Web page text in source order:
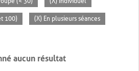
100) (X) En plusieurs séances
aucun résultat